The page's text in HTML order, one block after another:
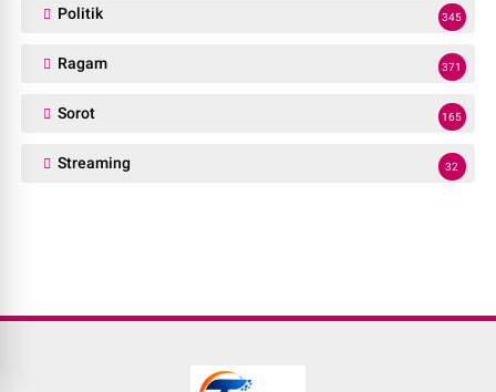
Politik 345
Ragam 371
Sorot 165
Streaming 32